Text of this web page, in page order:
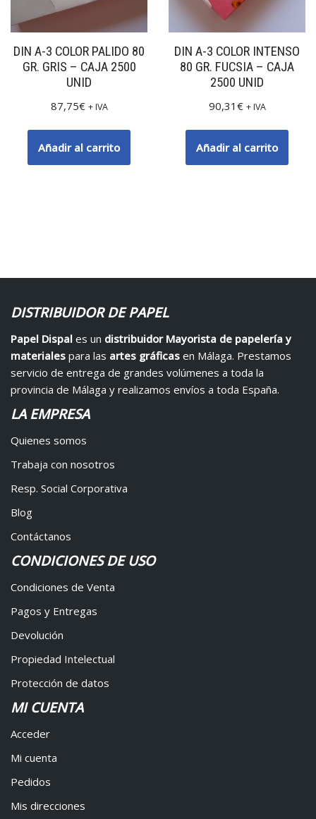
DIN A-3 COLOR PALIDO 80
GR. GRIS – CAJA 2500
UNID
87,75€ + IVA
Añadir al carrito
DIN A-3 COLOR INTENSO
80 GR. FUCSIA – CAJA
2500 UNID
90,31 € + IVA
Añadir al carrito
DISTRIBUIDOR DE PAPEL
Papel Dispal es un distribuidor Mayorista de papelería y
materiales para las artes gráficas en Málaga. Prestamos
servicio de entrega de grandes volúmenes a toda la
provincia de Málaga y realizamos envíos a toda España.
LA EMPRESA
Quienes somos
Trabaja con nosotros
Resp. Social Corporativa
Blog
Contáctanos
CONDICIONES DE USO
Condiciones de Venta
Pagos y Entregas
Devolución
Propiedad Intelectual
Protección de datos
MI CUENTA
Acceder
Mi cuenta
Pedidos
Mis direcciones